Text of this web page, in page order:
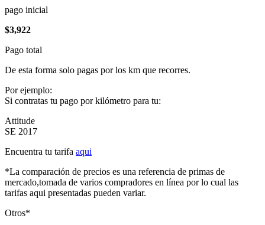
pago inicial
$3,922
Pago total
De esta forma solo pagas por los km que recorres.
Por ejemplo:
Si contratas tu pago por kilómetro para tu:
Attitude
SE 2017
Encuentra tu tarifa aqui
*La comparación de precios es una referencia de primas de
mercado,tomada de varios compradores en línea por lo cual las
tarifas aqui presentadas pueden variar.
Otros*